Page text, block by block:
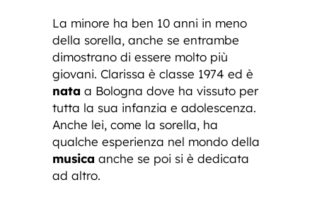
La minore ha ben 10 anni in meno
della sorella, anche se entrambe
dimostrano di essere molto più
giovani. Clarissa è classe 1974 ed è
nata a Bologna dove ha vissuto per
tutta la sua infanzia e adolescenza.
Anche lei, come la sorella, ha
qualche esperienza nel mondo della
musica anche se poi si è dedicata
ad altro.